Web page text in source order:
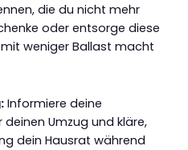
die du nicht mehr
oder entsorge diese
weniger Ballast macht
Informiere deine
Umzug und kläre,
dein Hausrat während